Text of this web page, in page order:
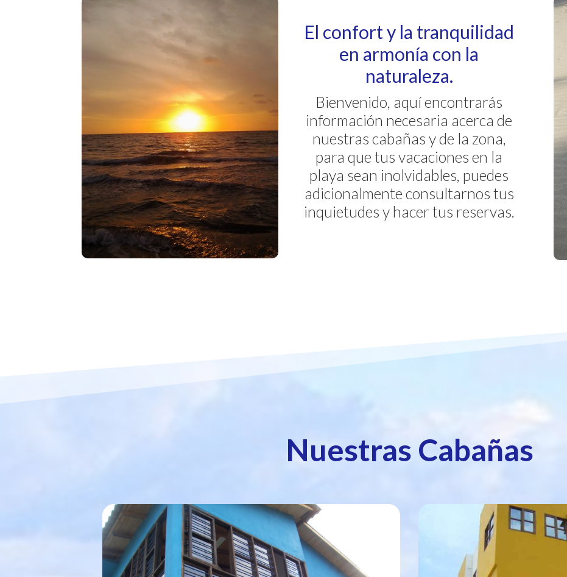
El confort y la tranquilidad
en armonía con la
naturaleza.
Bienvenido, aquí encontrarás
información necesaria acerca de
nuestras cabañas y de la zona,
para que tus vacaciones en la
playa sean inolvidables, puedes
adicionalmente consultarnos tus
inquietudes y hacer tus reservas.
Nuestras Cabañas